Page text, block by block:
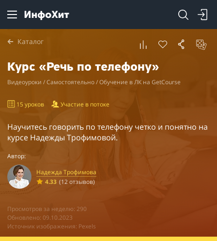
Каталог
Курс «Речь по телефону»
Видеоуроки / Самостоятельно / Обучение в ЛК на GetCourse
15 уроков Участие в потоке
Научитесь говорить по телефону четко и понятно на
курсе Надежды Трофимовой.
Автор:
Надежда Трофимова
4.33 (12 отзывов)
Просмотров за неделю: 290
Обновлено: 09.10.2023
Источник изображения: Pexels